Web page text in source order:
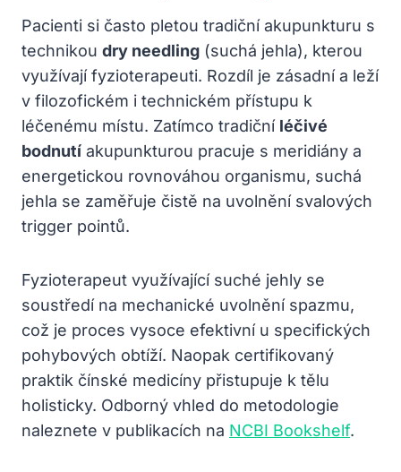
Pacienti si často pletou tradiční akupunkturu s
technikou dry needling (suchá jehla), kterou
využívají fyzioterapeuti. Rozdíl je zásadní a leží
v filozofickém i technickém přístupu k
léčenému místu. Zatímco tradiční léčivé
bodnutí akupunkturou pracuje s meridiány a
energetickou rovnováhou organismu, suchá
jehla se zaměřuje čistě na uvolnění svalových
trigger pointů.
Fyzioterapeut využívající suché jehly se
soustředí na mechanické uvolnění spazmu,
což je proces vysoce efektivní u specifických
pohybových obtíží. Naopak certifikovaný
praktik čínské medicíny přistupuje k tělu
holisticky. Odborný vhled do metodologie
naleznete v publikacích na NCBI Bookshelf.